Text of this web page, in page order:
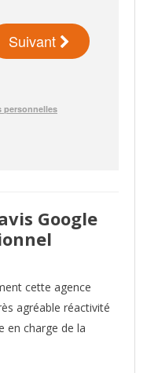
Google
cette agence
agréable réactivité
en charge de la